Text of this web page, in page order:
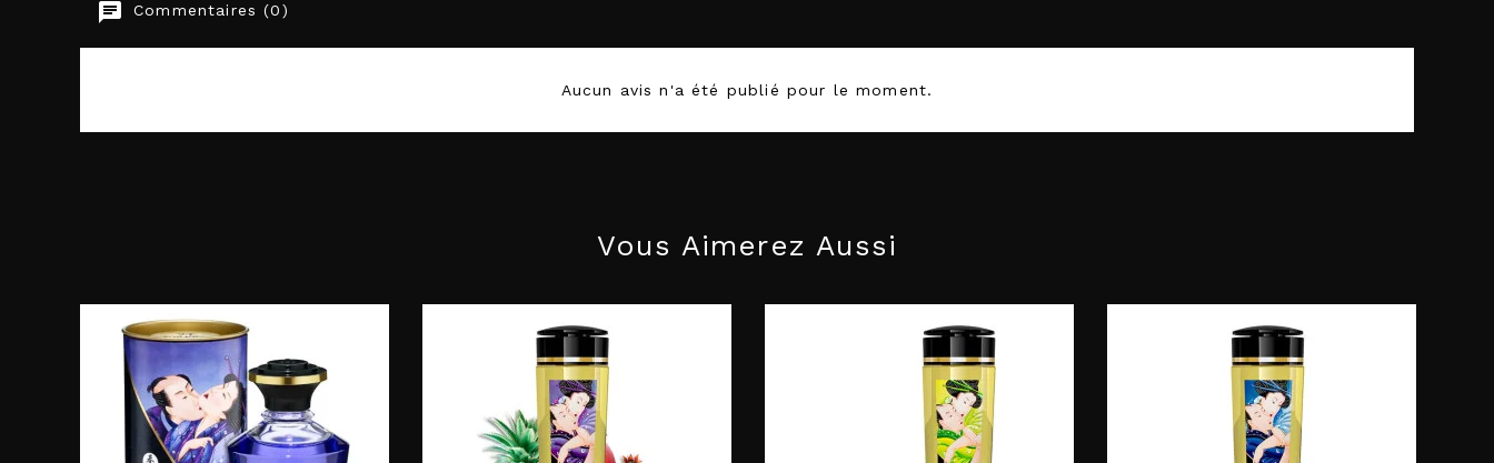
EAN-13
Commentaires (0)
Aucun avis n'a été publié pour le moment.
Vous Aimerez Aussi